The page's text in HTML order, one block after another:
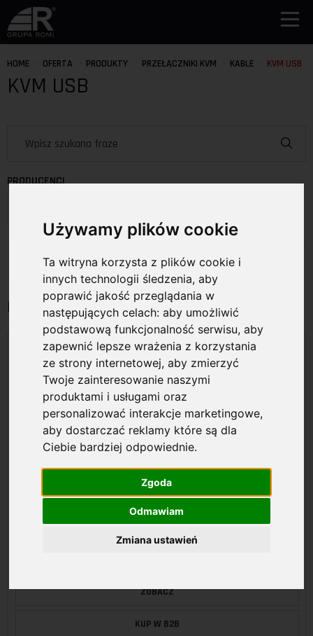
Używamy plików cookie
Ta witryna korzysta z plików cookie i
innych technologii śledzenia, aby
poprawić jakość przeglądania w
następujących celach:aby umożliwić
podstawową funkcjonalność serwisu,aby
zapewnić lepsze wrażenia z korzystania
ze strony internetowej,aby zmierzyć
Twoje zainteresowanie naszymi
produktami i usługami oraz
personalizować interakcje marketingowe,
aby dostarczać reklamy które są dla
Ciebie bardziej odpowiednie.
Zgoda
Odmawiam
Zmiana ustawień
HOME OFERTA PRODUKTY PRZEŁĄCZNIKI KVM KABLE KVM USB
KVM USB
PRODUCENCI
Produkty
KVM USB
Aten Kabel KVM USB 1,2m
ZOBACZ
KUP W B2B